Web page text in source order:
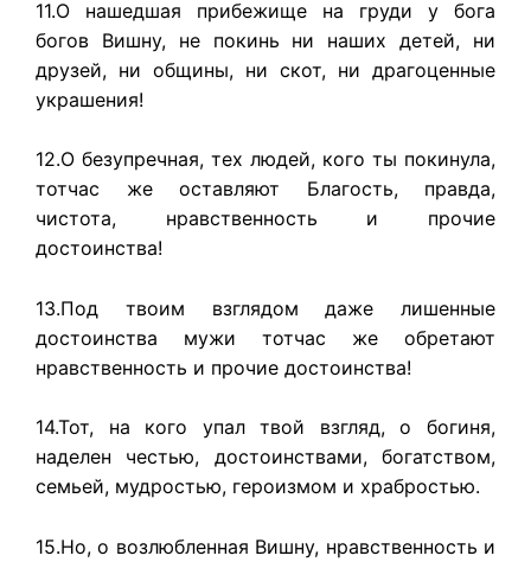
11.О нашедшая прибежище на груди у бога
богов Вишну, не покинь ни наших детей, ни
друзей, ни общины, ни скот, ни драгоценные
украшения!
12.О безупречная, тех людей, кого ты покинула,
тотчас же оставляют Благость, правда,
чистота, нравственность и прочие
достоинства!
13.Под твоим взглядом даже лишенные
достоинства мужи тотчас же обретают
нравственность и прочие достоинства!
14.Тот, на кого упал твой взгляд, о богиня,
наделен честью, достоинствами, богатством,
семьей, мудростью, героизмом и храбростью.
15.Но, о возлюбленная Вишну, нравственность и